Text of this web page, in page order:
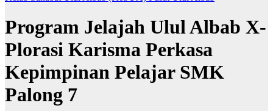
Program Jelajah Ulul Albab X-
Plorasi Karisma Perkasa
Kepimpinan Pelajar SMK
Palong 7